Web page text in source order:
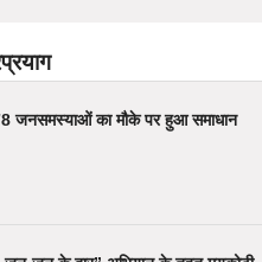
जनसमस्याओं का मौके पर हुआ समाधान